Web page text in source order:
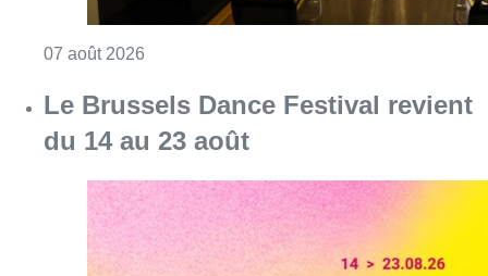
07 août 2026 Consulter l'article "Le Brussels Dance